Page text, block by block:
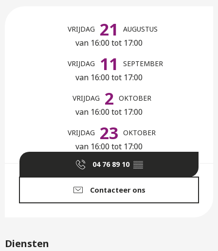
VRIJDAG 21 AUGUSTUS
van 16:00 tot 17:00
VRIJDAG 11 SEPTEMBER
van 16:00 tot 17:00
VRIJDAG 2 OKTOBER
van 16:00 tot 17:00
VRIJDAG 23 OKTOBER
van 16:00 tot 17:00
04 76 89 10 ▒▒
Contacteer ons
Diensten